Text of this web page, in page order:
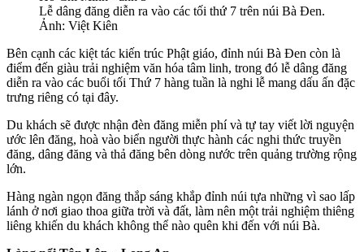
Lễ dâng đăng diễn ra vào các tối thứ 7 trên núi Bà Đen.
Ảnh: Việt Kiên
Bên cạnh các kiệt tác kiến trúc Phật giáo, đỉnh núi Bà Đen còn là
điểm đến giàu trải nghiệm văn hóa tâm linh, trong đó lễ dâng đăng
diễn ra vào các buổi tối Thứ 7 hàng tuần là nghi lễ mang dấu ấn đặc
trưng riêng có tại đây.
Du khách sẽ được nhận đèn đăng miễn phí và tự tay viết lời nguyện
ước lên đăng, hoà vào biển người thực hành các nghi thức truyền
đăng, dâng đăng và thả đăng bên dòng nước trên quảng trường rộng
lớn.
Hàng ngàn ngọn đăng thắp sáng khắp đỉnh núi tựa những vì sao lấp
lánh ở nơi giao thoa giữa trời và đất, làm nên một trải nghiệm thiêng
liêng khiến du khách không thể nào quên khi đến với núi Bà.